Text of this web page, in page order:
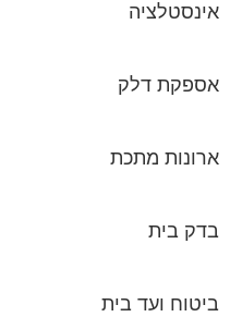
אינסטלציה
אספקת דלק
ארונות מתכת
בדק בית
ביטוח ועד בית